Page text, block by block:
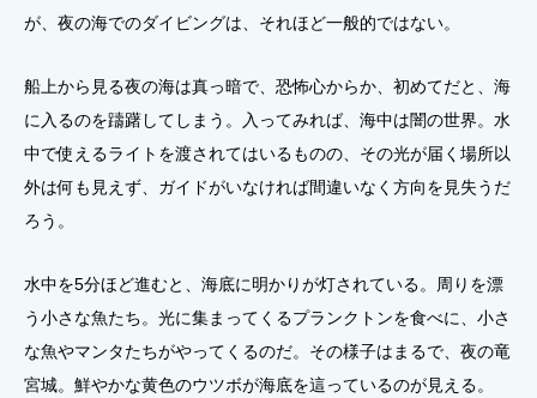
が、夜の海でのダイビングは、それほど一般的ではない。
船上から見る夜の海は真っ暗で、恐怖心からか、初めてだと、海
に入るのを躊躇してしまう。入ってみれば、海中は闇の世界。水
中で使えるライトを渡されてはいるものの、その光が届く場所以
外は何も見えず、ガイドがいなければ間違いなく方向を見失うだ
ろう。
水中を5分ほど進むと、海底に明かりが灯されている。周りを漂
う小さな魚たち。光に集まってくるプランクトンを食べに、小さ
な魚やマンタたちがやってくるのだ。その様子はまるで、夜の竜
宮城。鮮やかな黄色のウツボが海底を這っているのが見える。